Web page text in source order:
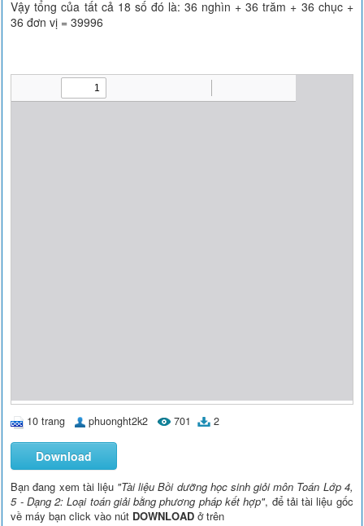
Vậy tổng của tất cả 18 số đó là: 36 nghìn + 36 trăm + 36 chục +
36 đơn vị = 39996
10 trang phuonght2k2 701 2
Download
Bạn đang xem tài liệu "Tài liệu Bồi dưỡng học sinh giỏi môn Toán Lớp 4,
5 - Dạng 2: Loại toán giải bằng phương pháp kết hợp", để tải tài liệu gốc
về máy bạn click vào nút DOWNLOAD ở trên